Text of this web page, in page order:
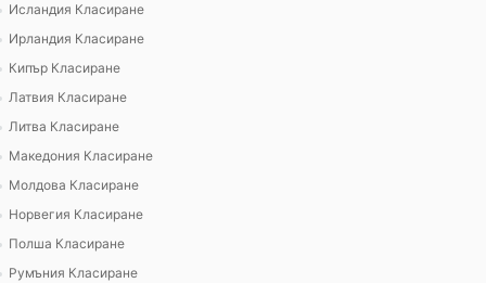
Исландия Класиране
Ирландия Класиране
Кипър Класиране
Латвия Класиране
Литва Класиране
Македония Класиране
Молдова Класиране
Норвегия Класиране
Полша Класиране
Румъния Класиране